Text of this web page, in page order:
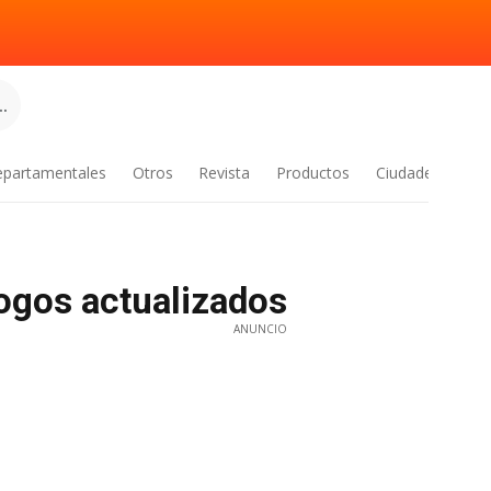
Otros Revista Productos Ciudades
actualizados
ANUNCIO